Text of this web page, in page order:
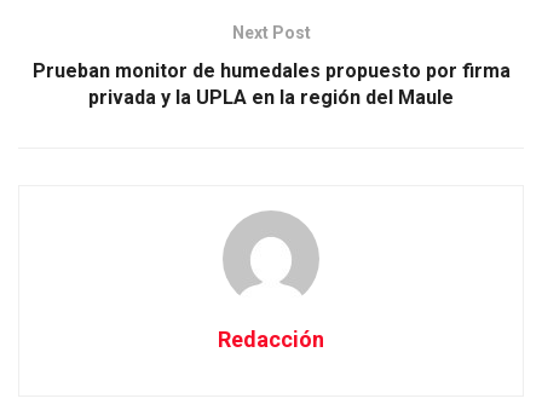
Next Post
Prueban monitor de humedales propuesto por firma
privada y la UPLA en la región del Maule
Redacción